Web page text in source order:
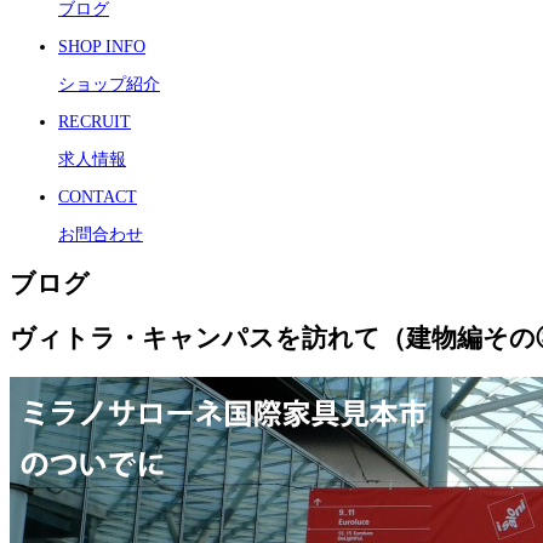
ブログ
SHOP INFO
ショップ紹介
RECRUIT
求人情報
CONTACT
お問合わせ
ブログ
ヴィトラ・キャンパスを訪れて（建物編そ